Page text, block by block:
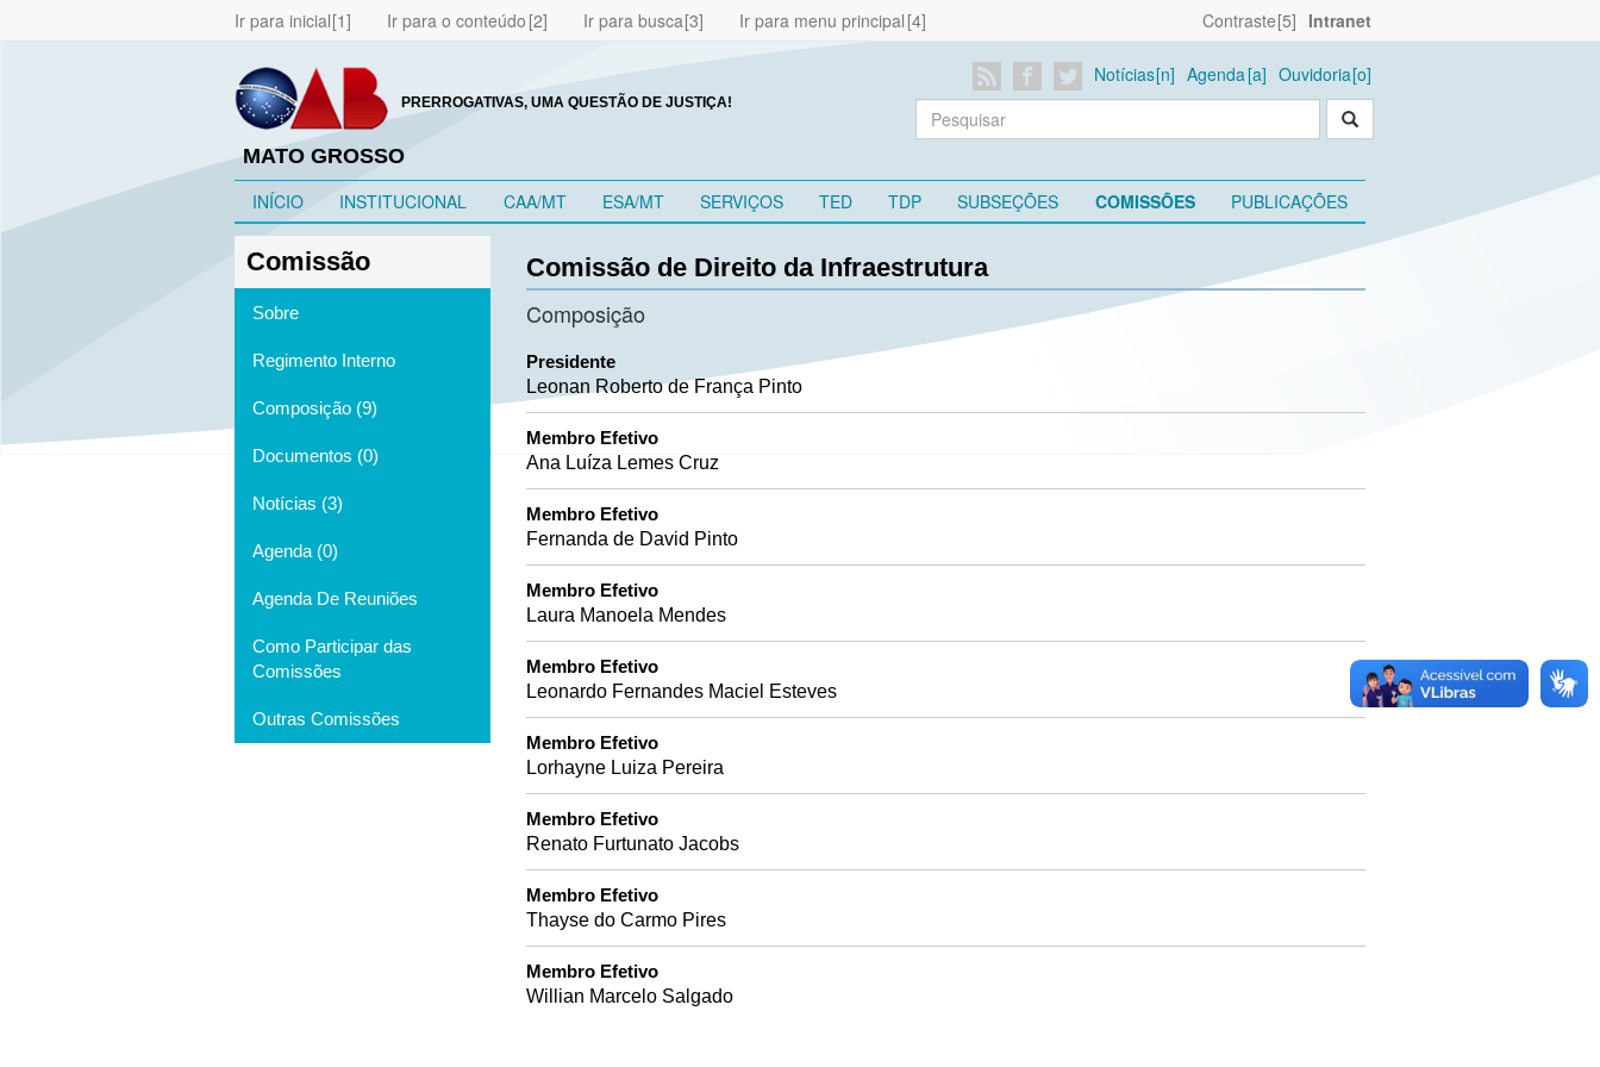
Ir para inicial Ir para o conteúdo Ir para busca Ir para menu principal Contraste Intranet
PRERROGATIVAS, UMA QUESTÃO DE JUSTIÇA!
MATO GROSSO
Notícias Agenda Ouvidoria
INÍCIO INSTITUCIONAL CAA/MT ESA/MT SERVIÇOS TED TDP SUBSEÇÕES COMISSÕES PUBLICAÇÕES
Comissão
Sobre
Regimento Interno
Composição (9)
Documentos (0)
Notícias (3)
Agenda (0)
Agenda De Reuniões
Como Participar das
Comissões
Outras Comissões
Comissão de Direito da Infraestrutura
Composição
Presidente
Leonan Roberto de França Pinto
Membro Efetivo
Ana Luíza Lemes Cruz
Membro Efetivo
Fernanda de David Pinto
Membro Efetivo
Laura Manoela Mendes
Membro Efetivo
Leonardo Fernandes Maciel Esteves
Membro Efetivo
Lorhayne Luiza Pereira
Membro Efetivo
Renato Furtunato Jacobs
Membro Efetivo
Thayse do Carmo Pires
Membro Efetivo
Willian Marcelo Salgado